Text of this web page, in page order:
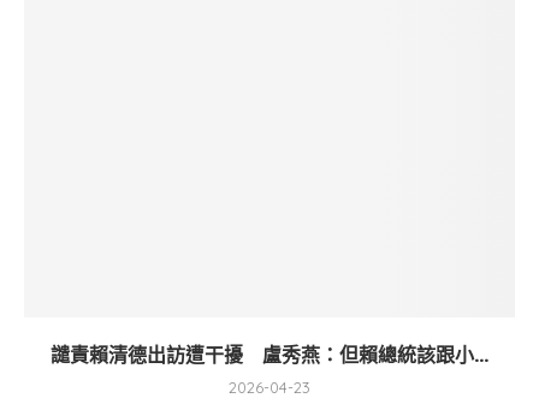
譴責賴清德出訪遭干擾 盧秀燕：但賴總統該跟小...
2026-04-23